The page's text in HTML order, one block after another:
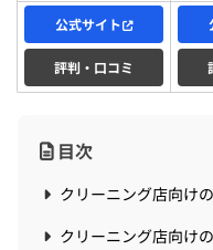
公式サイト
評判・口コミ
目次
クリーニング店向け
クリーニング店向け